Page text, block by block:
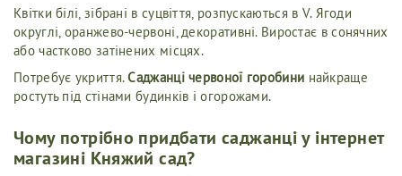
Квітки білі, зібрані в суцвіття, розпускаються в V. Ягоди
округлі, оранжево-червоні, декоративні. Виростає в сонячних
або частково затінених місцях.
Потребує укриття.Саджанці червоної горобини найкраще
ростуть під стінами будинків і огорожами.
Чому потрібно придбати саджанці у інтернет
магазині Княжий сад?